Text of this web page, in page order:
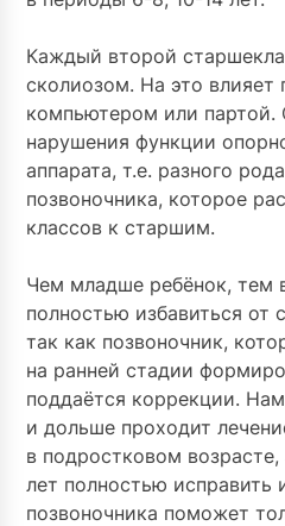
Каждый второй
сколиозом. На это влияет
компьютером или
нарушения функции
аппарата, т.е. разного
позвоночника, которое
классов к старшим.
Чем младше ребёнок, тем
полностью избавиться от
так как позвоночник,
на ранней стадии
поддаётся коррекции.
и дольше проходит
в подростковом возрасте,
лет полностью исправить
позвоночника поможет